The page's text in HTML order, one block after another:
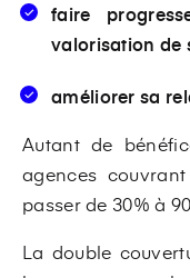
faire
valorisation de
améliorer sa
Autant de
agences
passer de 30% à
La double